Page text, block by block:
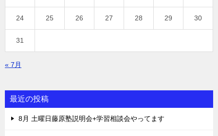
24 25 26 27 28 29 30
31
« 7月
最近の投稿
8月 土曜日藤原塾説明会+学習相談会やってます